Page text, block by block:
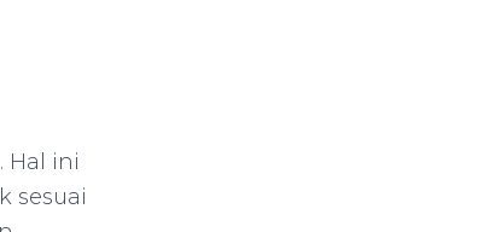
Hal ini
sesuai